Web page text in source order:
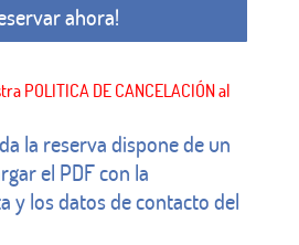
ahora!
la reserva dispone de un
el PDF con la
y los datos de contacto del